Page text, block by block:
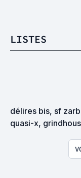
LISTES
délires bis, sf
quasi-x,